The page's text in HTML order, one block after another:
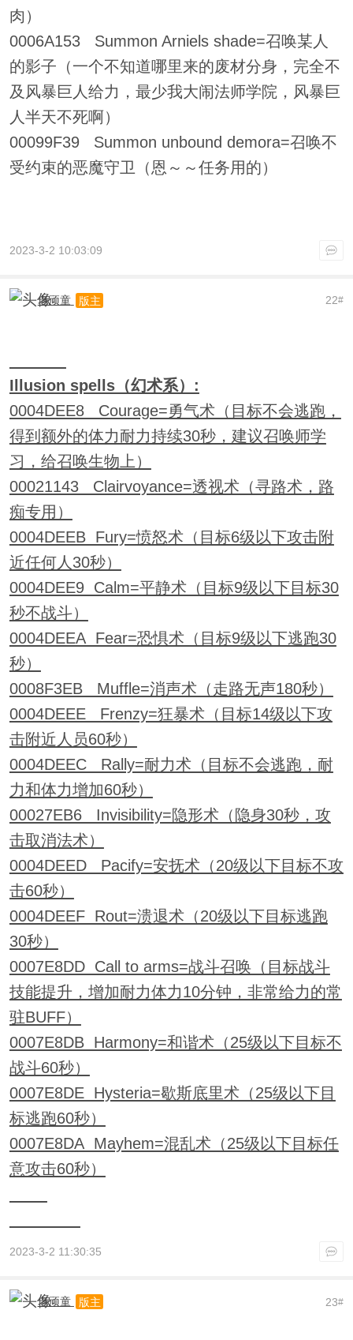
肉）
0006A153 Summon Arniels shade=召唤某人
的影子（一个不知道哪里来的废材分身，完全不
及风暴巨人给力，最少我大闹法师学院，风暴巨
人半天不死啊）
00099F39 Summon unbound demora=召唤不
受约束的恶魔守卫（恩～～任务用的）
2023-3-2 10:03:09
22#
老顽童 版主
Illusion spells（幻术系）:
0004DEE8 Courage=勇气术（目标不会逃跑，
得到额外的体力耐力持续30秒，建议召唤师学
习，给召唤生物上）
00021143 Clairvoyance=透视术（寻路术，路
痴专用）
0004DEEB Fury=愤怒术（目标6级以下攻击附
近任何人30秒）
0004DEE9 Calm=平静术（目标9级以下目标30
秒不战斗）
0004DEEA Fear=恐惧术（目标9级以下逃跑30
秒）
0008F3EB Muffle=消声术（走路无声180秒）
0004DEEE Frenzy=狂暴术（目标14级以下攻
击附近人员60秒）
0004DEEC Rally=耐力术（目标不会逃跑，耐
力和体力增加60秒）
00027EB6 Invisibility=隐形术（隐身30秒，攻
击取消法术）
0004DEED Pacify=安抚术（20级以下目标不攻
击60秒）
0004DEEF Rout=溃退术（20级以下目标逃跑
30秒）
0007E8DD Call to arms=战斗召唤（目标战斗
技能提升，增加耐力体力10分钟，非常给力的常
驻BUFF）
0007E8DB Harmony=和谐术（25级以下目标不
战斗60秒）
0007E8DE Hysteria=歇斯底里术（25级以下目
标逃跑60秒）
0007E8DA Mayhem=混乱术（25级以下目标任
意攻击60秒）
2023-3-2 11:30:35
23#
老顽童 版主